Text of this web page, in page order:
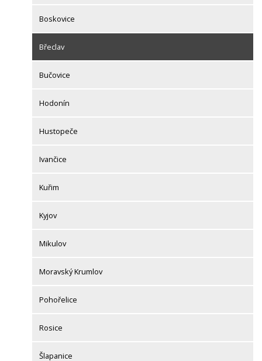
Boskovice
Břeclav
Bučovice
Hodonín
Hustopeče
Ivančice
Kuřim
Kyjov
Mikulov
Moravský Krumlov
Pohořelice
Rosice
Šlapanice